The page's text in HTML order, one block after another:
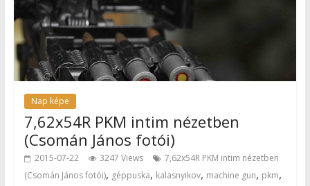
Nap képe
7,62x54R PKM intim nézetben
(Csomán János fotói)
2015-07-22 3247 Views
7,62x54R PKM intim nézetben
(Csomán János fotói), géppuska, kalasnyikov, machine gun, pkm,